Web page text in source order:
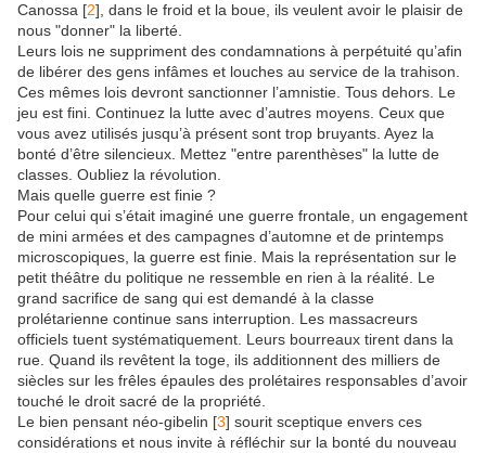
Canossa [2], dans le froid et la boue, ils veulent avoir le plaisir de
nous "donner" la liberté.
Leurs lois ne suppriment des condamnations à perpétuité qu’afin
de libérer des gens infâmes et louches au service de la trahison.
Ces mêmes lois devront sanctionner l’amnistie. Tous dehors. Le
jeu est fini. Continuez la lutte avec d’autres moyens. Ceux que
vous avez utilisés jusqu’à présent sont trop bruyants. Ayez la
bonté d’être silencieux. Mettez "entre parenthèses" la lutte de
classes. Oubliez la révolution.
Mais quelle guerre est finie ?
Pour celui qui s’était imaginé une guerre frontale, un engagement
de mini armées et des campagnes d’automne et de printemps
microscopiques, la guerre est finie. Mais la représentation sur le
petit théâtre du politique ne ressemble en rien à la réalité. Le
grand sacrifice de sang qui est demandé à la classe
prolétarienne continue sans interruption. Les massacreurs
officiels tuent systématiquement. Leurs bourreaux tirent dans la
rue. Quand ils revêtent la toge, ils additionnent des milliers de
siècles sur les frêles épaules des prolétaires responsables d’avoir
touché le droit sacré de la propriété.
Le bien pensant néo-gibelin [3] sourit sceptique envers ces
considérations et nous invite à réfléchir sur la bonté du nouveau